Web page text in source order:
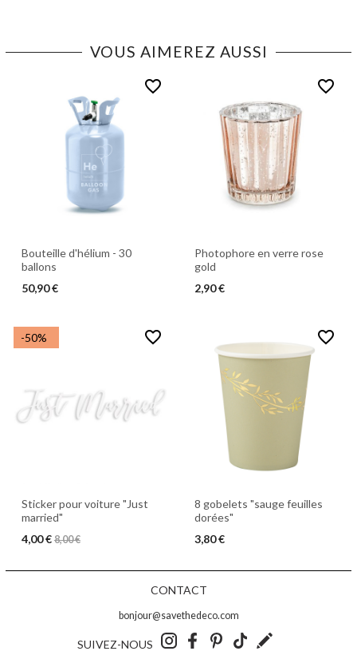
VOUS AIMEREZ AUSSI
favorite_border
Bouteille d'hélium - 30
ballons
50,90 €
favorite_border
Photophore en verre rose
gold
2,90 €
-50% favorite_border
Sticker pour voiture "Just
married"
4,00 € 8,00 €
favorite_border
8 gobelets "sauge feuilles
dorées"
3,80 €
CONTACT
bonjour@savethedeco.com
SUIVEZ-NOUS